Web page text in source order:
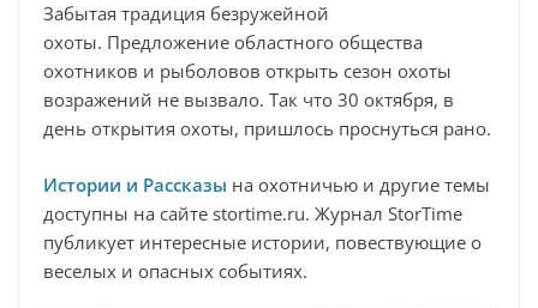
Забытая традиция безружейной
охоты. Предложение областного общества
охотников и рыболовов открыть сезон охоты
возражений не вызвало. Так что 30 октября, в
день открытия охоты, пришлось проснуться рано.
Истории и Рассказы на охотничью и другие темы
доступны на сайте stortime.ru. Журнал StorTime
публикует интересные истории, повествующие о
веселых и опасных событиях.